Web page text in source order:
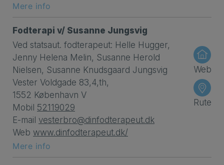
Mere info
Fodterapi v/ Susanne Jungsvig
Ved statsaut. fodterapeut: Helle Hugger,
Jenny Helena Melin, Susanne Herold
Nielsen, Susanne Knudsgaard Jungsvig
Vester Voldgade 83,4,th,
1552 København V
Mobil 52119029
E-mail vesterbro@dinfodterapeut.dk
Web www.dinfodterapeut.dk/
Mere info
Web
Rute